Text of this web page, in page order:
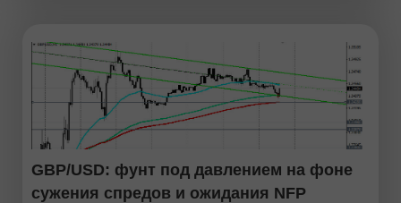
GBP/USD: фунт под давлением на фоне
сужения спредов и ожидания NFP